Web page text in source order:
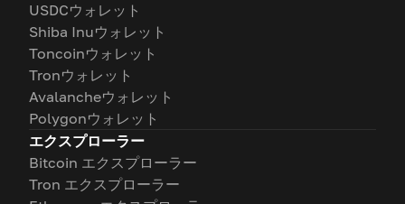
USDCウォレット
Shiba Inuウォレット
Toncoinウォレット
Tronウォレット
Avalancheウォレット
Polygonウォレット
エクスプローラー
Bitcoin エクスプローラー
Tron エクスプローラー